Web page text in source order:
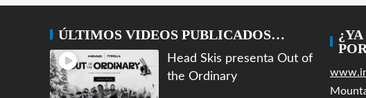
ÚLTIMOS VIDEOS PUBLICADOS…
Head Skis presenta Out of
the Ordinary